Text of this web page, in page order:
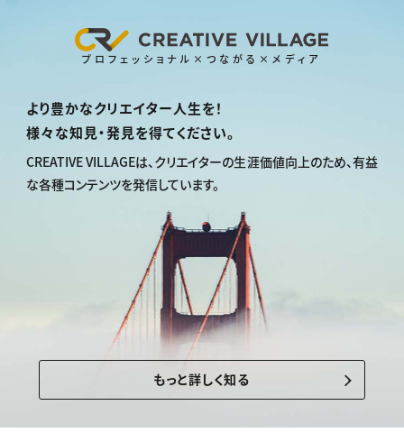
プロフェッショナル×つながる×メディア
より豊かなクリエイター人生を！
様々な知見・発見を得てください。
CREATIVE VILLAGEは、クリエイターの生涯価値向上のため、有益
な各種コンテンツを発信しています。
もっと詳しく知る